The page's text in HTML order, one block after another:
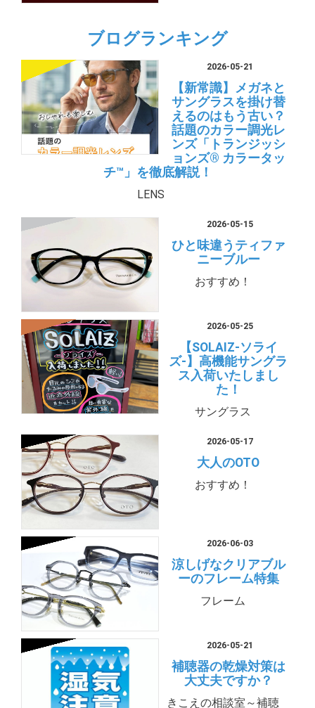
ブログランキング
2026-05-21
【新常識】メガネと
サングラスを掛け替
えるのはもう古い？
話題のカラー調光レ
ンズ「トランジッシ
ョンズ® カラータッ
チ™」を徹底解説！
LENS
2026-05-15
ひと味違うティファ
ニーブルー
おすすめ！
2026-05-25
【SOLAIZ-ソライ
ズ-】高機能サングラ
ス入荷いたしまし
た！
サングラス
2026-05-17
大人のOTO
おすすめ！
2026-06-03
涼しげなクリアブル
ーのフレーム特集
フレーム
2026-05-21
補聴器の乾燥対策は
大丈夫ですか？
きこえの相談室～補聴